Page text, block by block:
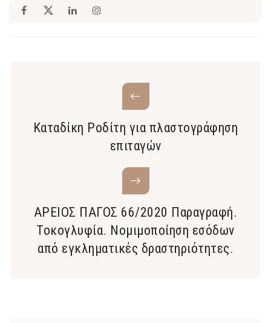
Καταδίκη Ροδίτη για πλαστογράφηση
επιταγών
ΑΡΕΙΟΣ ΠΑΓΟΣ 66/2020 Παραγραφή.
Τοκογλυφία. Νομιμοποίηση εσόδων
από εγκληματικές δραστηριότητες.